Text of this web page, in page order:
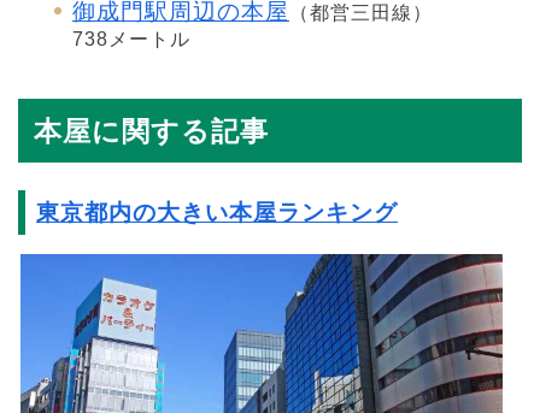
御成門駅周辺の本屋
（都営三田線）
738メートル
本屋に関する記事
東京都内の大きい本屋ランキング